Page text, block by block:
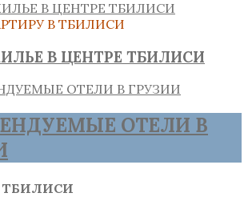
В ТБИЛИСИ
В ЦЕНТРЕ ТБИЛИСИ
ОТЕЛИ В
ТБИЛИСИ